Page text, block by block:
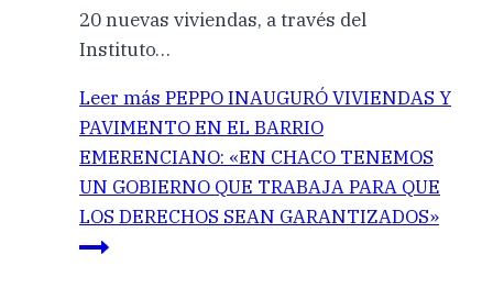
20 nuevas viviendas, a través del
Instituto…
Leer más PEPPO INAUGURÓ VIVIENDAS Y
PAVIMENTO EN EL BARRIO
EMERENCIANO: «EN CHACO TENEMOS
UN GOBIERNO QUE TRABAJA PARA QUE
LOS DERECHOS SEAN GARANTIZADOS»